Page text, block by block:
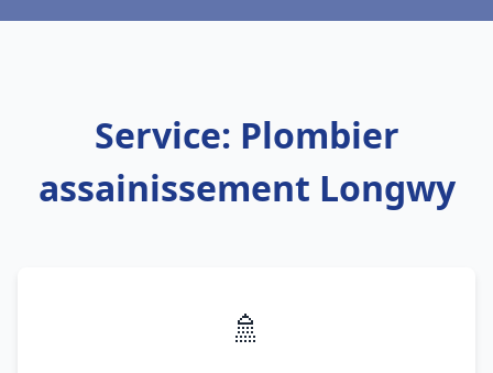
Service: Plombier
assainissement Longwy
🚿